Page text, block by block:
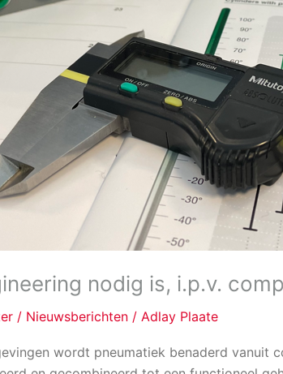
nodig is, i.p.v.
/ Nieuwsberichten / Adlay Plaate
wordt pneumatiek benaderd vanuit